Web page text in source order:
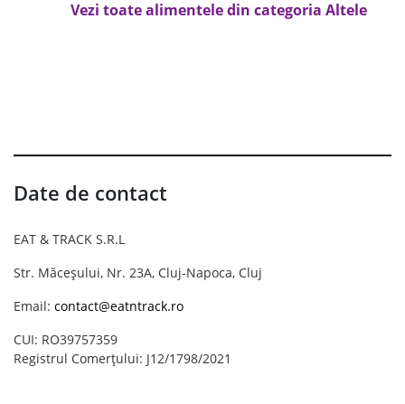
Vezi toate alimentele din categoria Altele
Date de contact
EAT & TRACK S.R.L
Str. Măceșului, Nr. 23A, Cluj-Napoca, Cluj
Email: contact@eatntrack.ro
CUI: RO39757359
Registrul Comerțului: J12/1798/2021